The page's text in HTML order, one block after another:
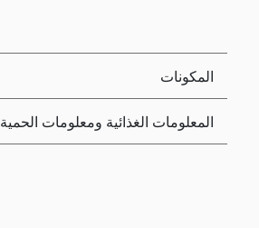
المكونات
المعلومات الغذائية ومعلومات الحمية